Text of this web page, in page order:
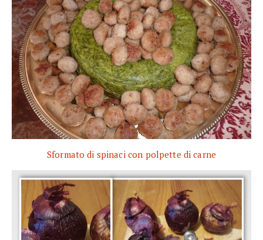
Sformato di spinaci con polpette di carne